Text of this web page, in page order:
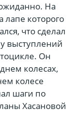
На
лапе которого
что сделал
выступлений
Он
колесах,
колесе
шаги по
Хасановой